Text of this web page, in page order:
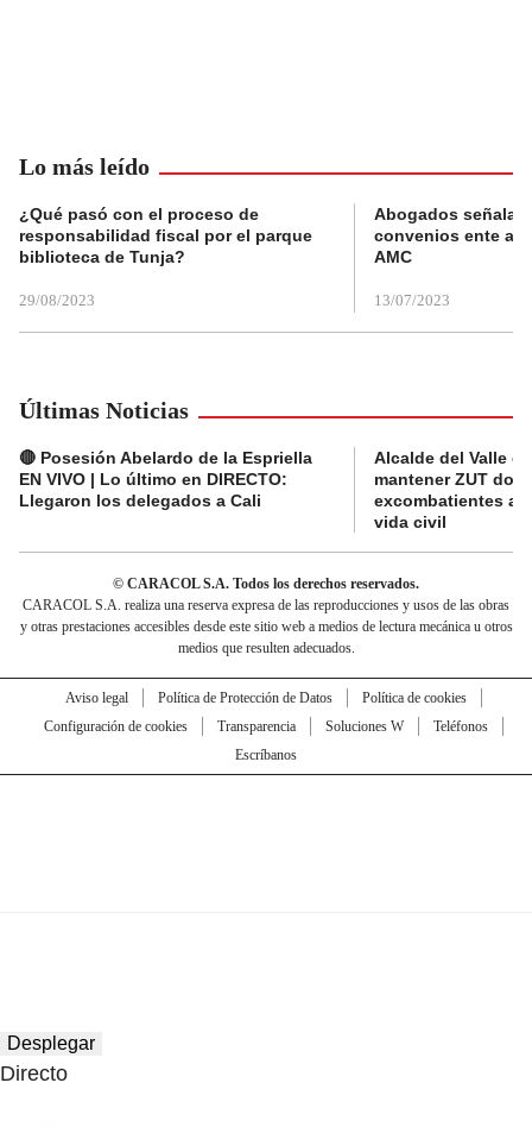
Lo más leído
¿Qué pasó con el proceso de
responsabilidad fiscal por el parque
biblioteca de Tunja?
29/08/2023
Abogados
convenios ente
AMC
13/07/2023
Últimas Noticias
🔴 Posesión Abelardo de la Espriella
EN VIVO | Lo último en DIRECTO:
Llegaron los delegados a Cali
Alcalde del Valle
mantener ZUT
excombatientes
vida civil
© CARACOL S.A. Todos los derechos reservados.
CARACOL S.A. realiza una reserva expresa de las reproducciones y usos de las obras
y otras prestaciones accesibles desde este sitio web a medios de lectura mecánica u otros
medios que resulten adecuados.
Aviso legal Política de Protección de Datos
Política de cookies
Configuración de cookies
Transparencia Soluciones W
Teléfonos
Escríbanos
Desplegar
Directo